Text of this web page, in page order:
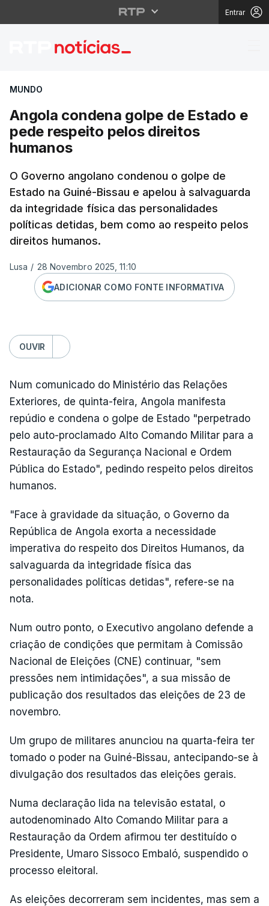
Entrar
Angola condena
MUNDO
Angola condena golpe de Estado e
pede respeito pelos direitos
humanos
O Governo angolano condenou o golpe de
Estado na Guiné-Bissau e apelou à salvaguarda
da integridade física das personalidades
políticas detidas, bem como ao respeito pelos
direitos humanos.
Lusa / 28 Novembro 2025, 11:10
ADICIONAR COMO FONTE INFORMATIVA
OUVIR
Num comunicado do Ministério das Relações
Exteriores, de quinta-feira, Angola manifesta
repúdio e condena o golpe de Estado "perpetrado
pelo auto-proclamado Alto Comando Militar para a
Restauração da Segurança Nacional e Ordem
Pública do Estado", pedindo respeito pelos direitos
humanos.
"Face à gravidade da situação, o Governo da
República de Angola exorta a necessidade
imperativa do respeito dos Direitos Humanos, da
salvaguarda da integridade física das
personalidades políticas detidas", refere-se na
nota.
Num outro ponto, o Executivo angolano defende a
criação de condições que permitam à Comissão
Nacional de Eleições (CNE) continuar, "sem
pressões nem intimidações", a sua missão de
publicação dos resultados das eleições de 23 de
novembro.
Um grupo de militares anunciou na quarta-feira ter
tomado o poder na Guiné-Bissau, antecipando-se à
divulgação dos resultados das eleições gerais.
Numa declaração lida na televisão estatal, o
autodenominado Alto Comando Militar para a
Restauração da Ordem afirmou ter destituído o
Presidente, Umaro Sissoco Embaló, suspendido o
processo eleitoral.
As eleições decorreram sem incidentes, mas sem a